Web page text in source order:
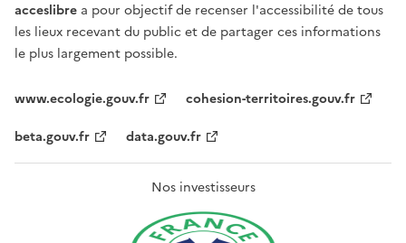
acceslibre a pour objectif de recenser l'accessibilité de tous
les lieux recevant du public et de partager ces informations
le plus largement possible.
www.ecologie.gouv.fr
cohesion-territoires.gouv.fr
beta.gouv.fr
data.gouv.fr
Nos investisseurs